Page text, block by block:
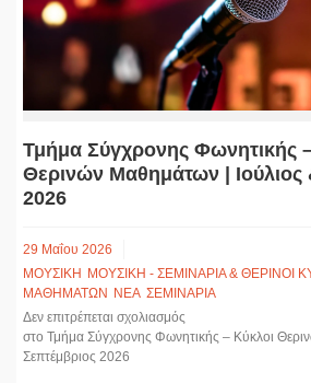
Τμήμα Σύγχρονης Φωνητικής
Θερινών Μαθημάτων | Ιούλιος
2026
29 Μαΐου 2026
ΜΟΥΣΙΚΗ ΜΟΥΣΙΚΗ - ΣΕΜΙΝΑΡΙΑ & ΘΕΡΙΝΟΙ
ΜΑΘΗΜΑΤΩΝ ΝΕΑ ΣΕΜΙΝΑΡΙΑ
Δεν επιτρέπεται σχολιασμός
στο Τμήμα Σύγχρονης Φωνητικής – Κύκλοι
Σεπτέμβριος 2026